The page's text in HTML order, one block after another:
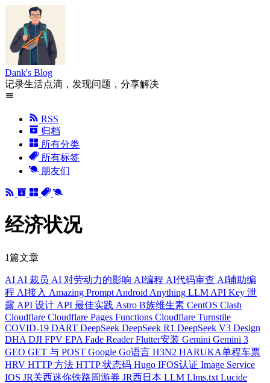
Dank's Blog
记录生活点滴，发现问题，分享解决
RSS
归档
所有分类
所有标签
朋友们
经济状况
1篇文章
AI AI 裁员 AI 对劳动力的影响 AI编程 AI代码审查 AI辅助编
程 AI接入 Amazing Prompt Android Anything LLM API Key 泄
露 API 设计 API 最佳实践 Astro B族维生素 CentOS Clash
Cloudflare Cloudflare Pages Functions Cloudflare Turnstile
COVID-19 DART DeepSeek DeepSeek R1 DeepSeek V3 Design
DHA DJI FPV EPA Fade ReaderFlutter安装 Gemini Gemini 3
GEO GET 与 POST Google Go语言 H3N2 HARUKA单程车票
HRV HTTP 方法 HTTP 状态码 Hugo IFOS认证 Image Service
IOS JR关西迷你铁路周游券 JR西日本 LLM Llms.txt Lucide